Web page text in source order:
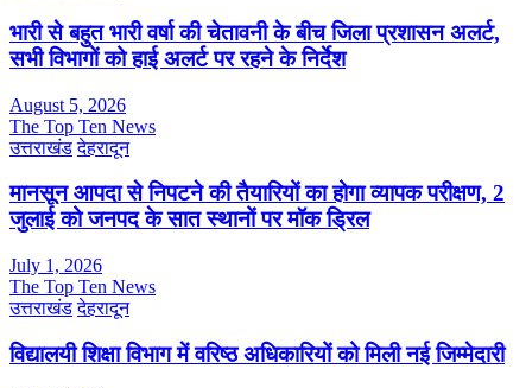
भारी से बहुत भारी वर्षा की चेतावनी के बीच जिला प्रशासन अलर्ट,
सभी विभागों को हाई अलर्ट पर रहने के निर्देश
August 5, 2026
The Top Ten News
उत्तराखंड देहरादून
मानसून आपदा से निपटने की तैयारियों का होगा व्यापक परीक्षण, 2
जुलाई को जनपद के सात स्थानों पर मॉक ड्रिल
July 1, 2026
The Top Ten News
उत्तराखंड देहरादून
विद्यालयी शिक्षा विभाग में वरिष्ठ अधिकारियों को मिली नई जिम्मेदारी